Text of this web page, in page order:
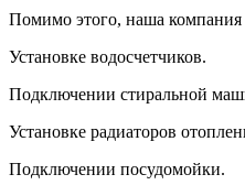
Помимо этого, наша компания
Установке водосчетчиков.
Подключении стиральной
Установке радиаторов
Подключении посудомойки.